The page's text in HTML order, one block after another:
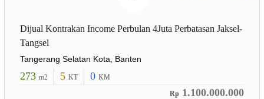
Dijual Kontrakan Income Perbulan 4Juta Perbatasan Jaksel-
Tangsel
Tangerang Selatan Kota, Banten
273 m2 5 KT 0 KM
Rp 1.100.000.000